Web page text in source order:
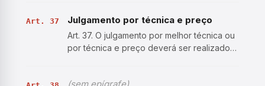
atribuídas aos aspectos de técnica e de
preço da proposta. §…
Art. 37 Julgamento por técnica e preço
Art. 37. O julgamento por melhor técnica ou
por técnica e preço deverá ser realizado